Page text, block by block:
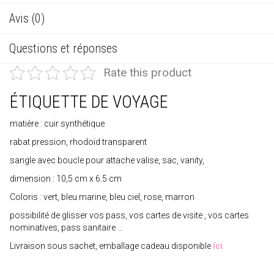
Avis (0)
Questions et réponses
Rate this product
ÉTIQUETTE DE VOYAGE
matière : cuir synthétique
rabat pression, rhodoïd transparent
sangle avec boucle pour attache valise, sac, vanity,
dimension : 10,5 cm x 6.5 cm
Coloris : vert, bleu marine, bleu ciel, rose, marron
possibilité de glisser vos pass, vos cartes de visite , vos cartes
nominatives, pass sanitaire …
Livraison sous sachet, emballage cadeau disponible ici